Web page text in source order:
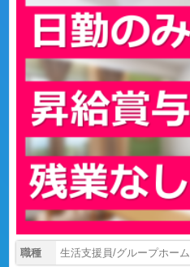
職種 生活支援員/グループホーム